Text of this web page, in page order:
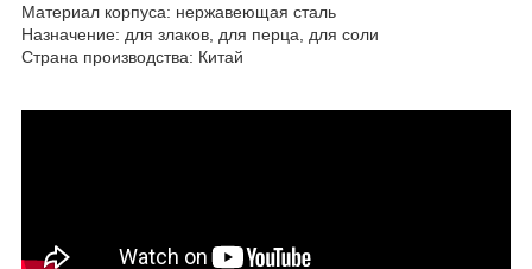
Материал корпуса: нержавеющая сталь
Назначение: для злаков, для перца, для соли
Страна производства: Китай